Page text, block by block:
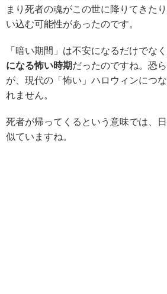
まり死者の魂がこの世に降りてきた
い込む可能性があったのです。
「暗い期間」は不安になるだけでなく
になる怖い時期だったのですね。恐
が、現代の「怖い」ハロウィンにつ
れません。
死者が帰ってくるという意味では、
似ていますね。